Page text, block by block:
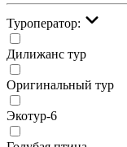
Туроператор:
Дилижанс тур
Оригинальный тур
Экотур-6